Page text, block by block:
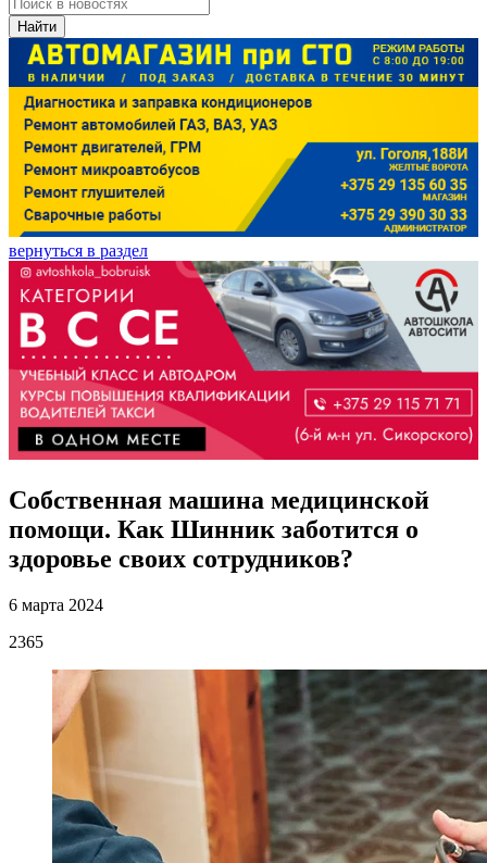
Найти
вернуться в раздел
Собственная машина медицинской
помощи. Как Шинник заботится о
здоровье своих сотрудников?
6 марта 2024
2365